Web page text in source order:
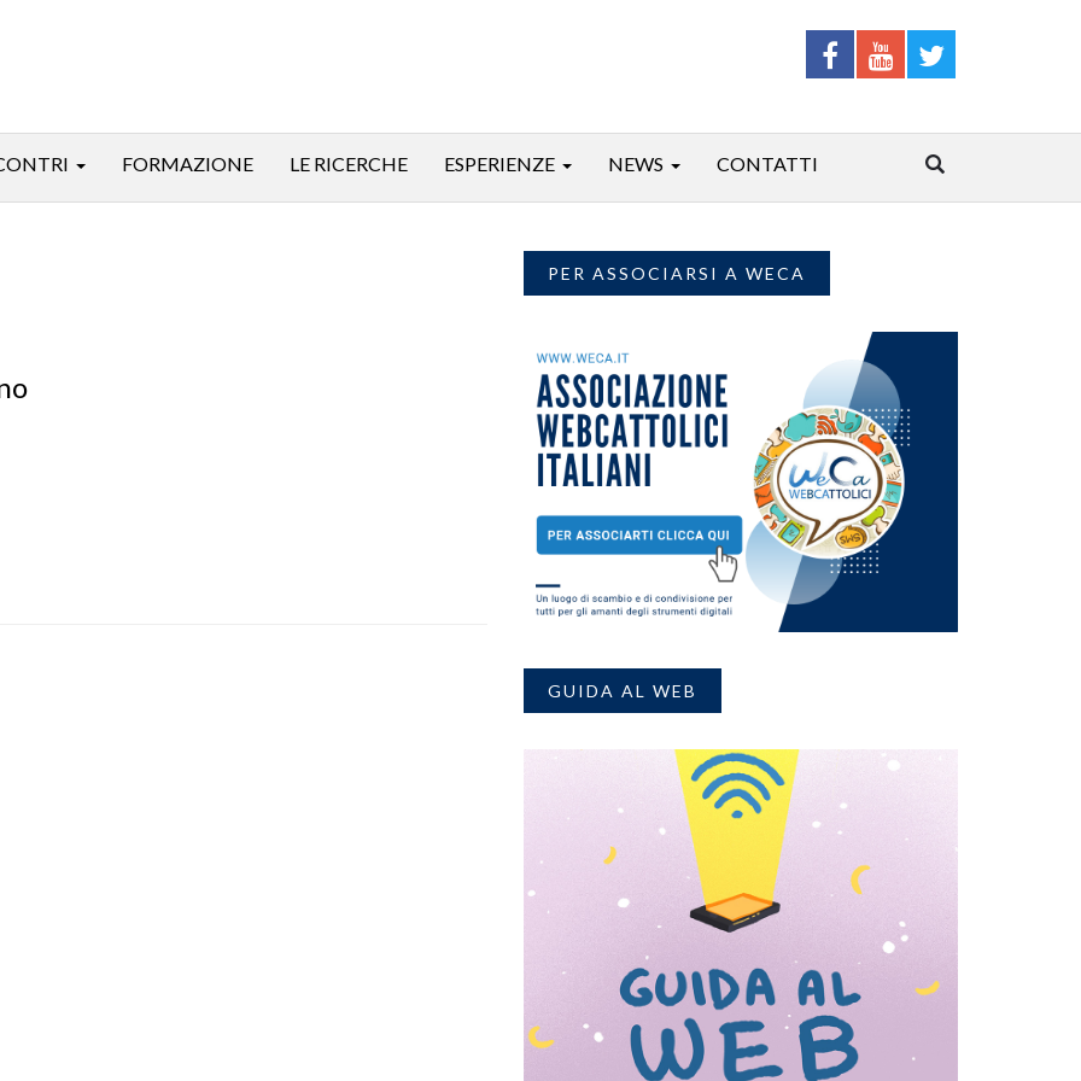
FORMAZIONE LE RICERCHE ESPERIENZE NEWS CONTATTI
PER ASSOCIARSI A WECA
GUIDA AL WEB